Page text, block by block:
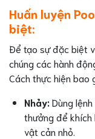
Huấn luyện
biệt:
Để tạo sự đặc biệt
chúng các hành
Cách thực hiện bao
Nhảy: Dùng
thưởng để khích
vật cản nhỏ.